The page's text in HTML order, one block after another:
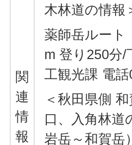
関
連
情
報
木林道の情報
薬師岳ルート
m 登り250分/
工観光課 電
＜秋田県側
口、入角林道
岩岳～和賀岳